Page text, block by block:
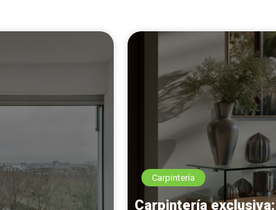
Carpintería
Carpintería